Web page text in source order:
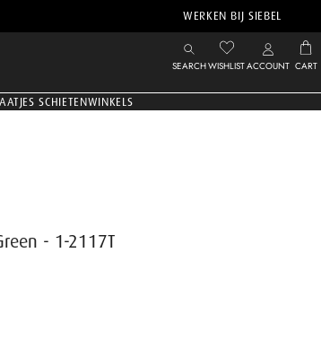
WERKEN BIJ SIEBEL
SEARCHWISHLISTACCOUNT CART
SCHIETENWINKELS
- 1-2117T